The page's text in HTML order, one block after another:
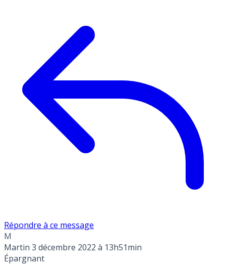
Répondre à ce message
M
Martin 3 décembre 2022 à 13h51min
Épargnant